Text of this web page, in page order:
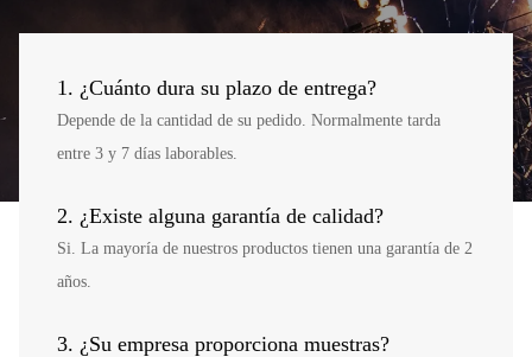
1. ¿Cuánto dura su plazo de entrega?
Depende de la cantidad de su pedido. Normalmente tarda
entre 3 y 7 días laborables.
2. ¿Existe alguna garantía de calidad?
Si. La mayoría de nuestros productos tienen una garantía de 2
años.
3. ¿Su empresa proporciona muestras?